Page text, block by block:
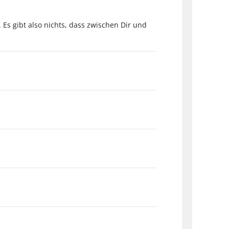
gibt also nichts, dass zwischen Dir und